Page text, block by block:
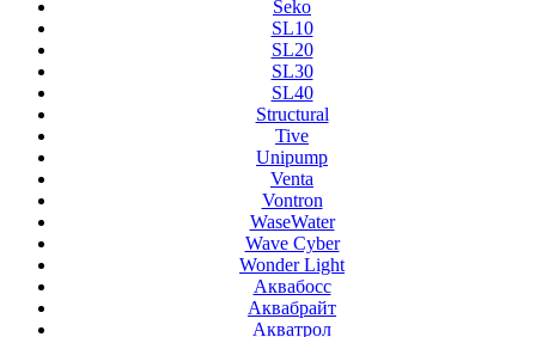
Seko
SL10
SL20
SL30
SL40
Structural
Tive
Unipump
Venta
Vontron
WaseWater
Wave Cyber
Wonder Light
Аквабосс
Аквабрайт
Акватрол